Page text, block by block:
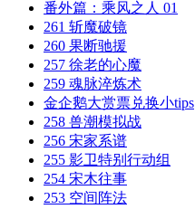
番外篇：乘风之人 01
261 斩魔破镜
260 果断驰援
257 徐老的心魔
259 魂脉淬炼术
金企鹅大赏票兑换小tips
258 兽潮模拟战
256 宋家系谱
255 影卫特别行动组
254 宋木往事
253 空间阵法